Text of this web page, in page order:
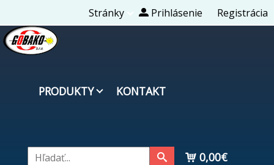
Stránky Prihlásenie Registrácia
PRODUKTY KONTAKT
0,00€